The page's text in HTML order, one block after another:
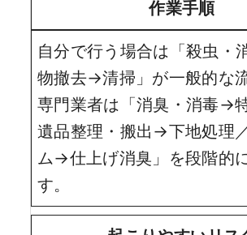
作業手順
自分で行う場合は「殺虫・
物撤去→清掃」が一般的な
専門業者は「消臭・消毒→
遺品整理・搬出→下地処理
ム→仕上げ消臭」を段階的
す。